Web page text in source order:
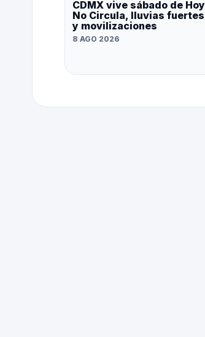
CDMX vive sábado de Hoy
No Circula, lluvias fuertes
y movilizaciones
8 AGO 2026